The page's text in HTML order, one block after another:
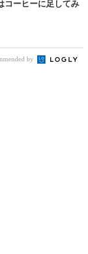
コーヒーに足してみ
by